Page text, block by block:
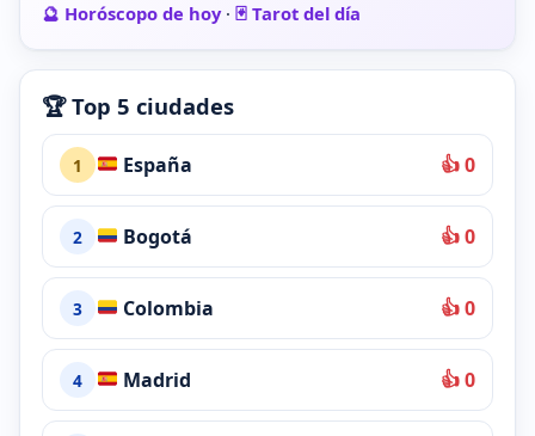
🔮 Horóscopo de hoy· 🃏 Tarot del día
🏆 Top 5 ciudades
1 España 👍 0
2 Bogotá 👍 0
3 Colombia 👍 0
4 Madrid 👍 0